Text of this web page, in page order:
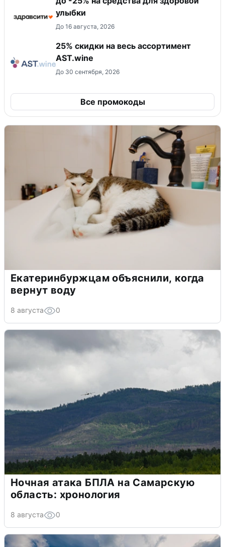
улыбки
До 16 августа, 2026
25% скидки на весь ассортимент
AST.wine
До 30 сентября, 2026
Все промокоды
Екатеринбуржцам объяснили, когда
вернут воду
8 августа 0
Ночная атака БПЛА на Самарскую
область: хронология
8 августа 0